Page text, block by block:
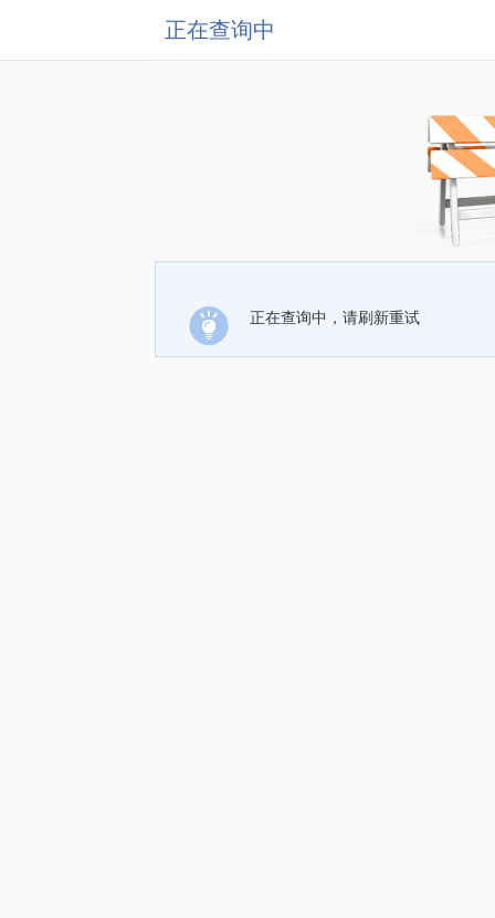
正在查询中
正在查询中，请刷新重试